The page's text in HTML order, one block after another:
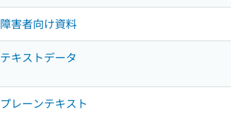
障害者向け資料
テキストデータ
プレーンテキスト